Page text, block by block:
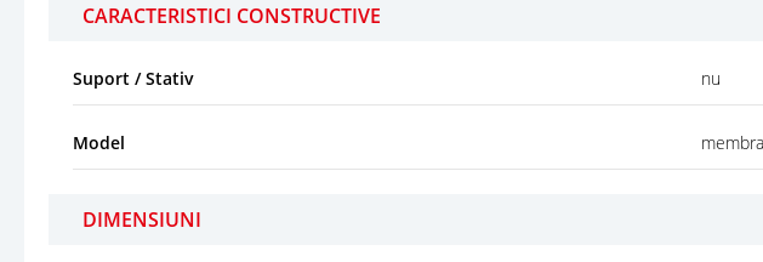
CARACTERISTICI CONSTRUCTIVE
Suport / Stativ nu
Model
DIMENSIUNI